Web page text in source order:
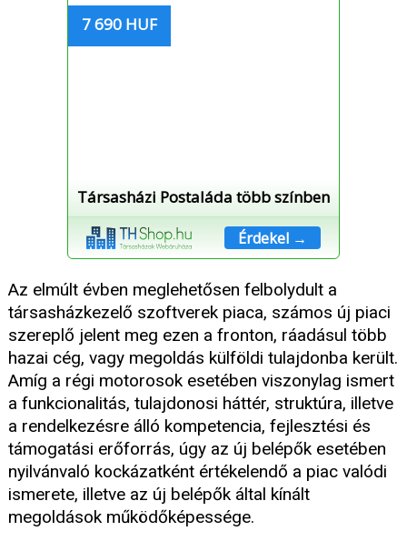
7 690 HUF
Társasházi Postaláda több színben
Érdekel →
Az elmúlt évben meglehetősen felbolydult a
társasházkezelő szoftverek piaca, számos új piaci
szereplő jelent meg ezen a fronton, ráadásul több
hazai cég, vagy megoldás külföldi tulajdonba került.
Amíg a régi motorosok esetében viszonylag ismert
a funkcionalitás, tulajdonosi háttér, struktúra, illetve
a rendelkezésre álló kompetencia, fejlesztési és
támogatási erőforrás, úgy az új belépők esetében
nyilvánvaló kockázatként értékelendő a piac valódi
ismerete, illetve az új belépők által kínált
megoldások működőképessége.